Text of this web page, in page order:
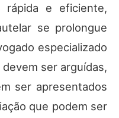
rápida e eficiente,
se prolongue
especializado
ser arguídas,
ser apresentados
que podem ser